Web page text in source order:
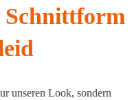
unseren Look, sondern